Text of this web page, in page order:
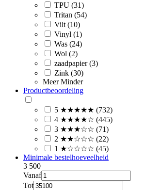
TPU (31)
Tritan (54)
Vilt (10)
Vinyl (1)
Was (24)
Wol (2)
zaadpapier (3)
Zink (30)
Meer Minder
Productbeoordeling
5 ★★★★★ (732)
4 ★★★★☆ (445)
3 ★★★☆☆ (71)
2 ★★☆☆☆ (22)
1 ★☆☆☆☆ (45)
Minimale bestelhoeveelheid
3 500
Vanaf
Tot